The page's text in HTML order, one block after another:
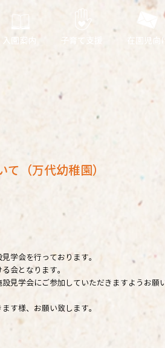
入園案内 子育て支援 在園児向
（万代幼稚園）
学会を行っております。
会となります。
見学会にご参加していただきますようお願
す様、お願い致します。